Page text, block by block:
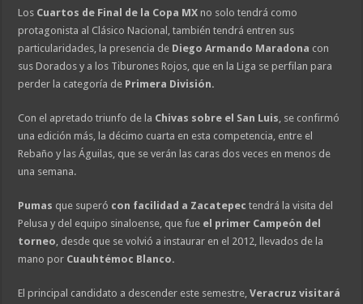
Los Cuartos de Final de la Copa MX no solo tendrá como
protagonista al Clásico Nacional, también tendrá entren sus
particularidades, la presencia de Diego Armando Maradona con
sus Dorados y a los Tiburones Rojos, que en la Liga se perfilan para
perder la categoría de Primera División.
Con el apretado triunfo de la Chivas sobre el San Luis, se confirmó
una edición más, la décimo cuarta en esta competencia, entre el
Rebaño y las Águilas, que se verán las caras dos veces en menos de
una semana.
Pumas que superó con facilidad a Zacatepec tendrá la visita del
Pelusa y del equipo sinaloense, que fue el primer Campeón del
torneo, desde que se volvió a instaurar en el 2012, llevados de la
mano por Cuauhtémoc Blanco.
El principal candidato a descender este semestre, Veracruz visitará